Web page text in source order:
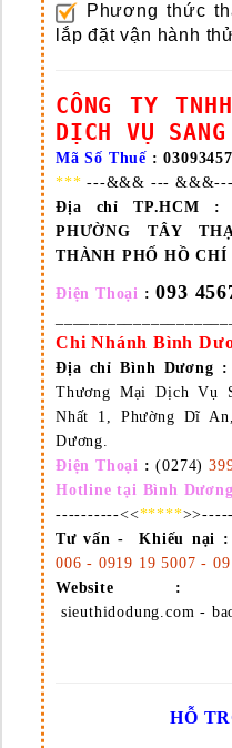
Phương thức
lắp đặt vận hành
CÔNG TY
DỊCH VỤ
Mã Số Thuế :
*** ---&&& --- &&&---
Địa chỉ TP.HCM :
PHƯỜNG TÂY
THÀNH PHỐ HỒ CHÍ
Điện Thoại : 093
Chi Nhánh Bình
Địa chỉ Bình Dương :
Thương Mại Dịch Vụ
Nhất 1, Phường Dĩ
Dương.
Điện Thoại : (0274)
Hotline tại Bình Dương
----------<<*****
Tư vấn - Khiếu nại :
006 - 0919 19 5007 -
Website :
sieuthidodung.com -
HỖ